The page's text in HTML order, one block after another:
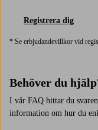
Registrera dig
* Se erbjudandevillkor vid
Behöver du
I vår FAQ hittar du
information om hur du